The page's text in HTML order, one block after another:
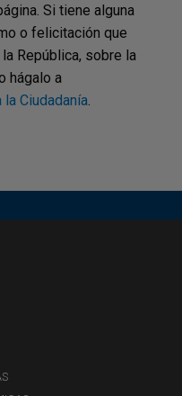
las ciudades donde
Consulte las
el territorio nacional
una consulta
Si tiene alguna
o felicitación que
República, sobre la
hágalo a
Ciudadanía.